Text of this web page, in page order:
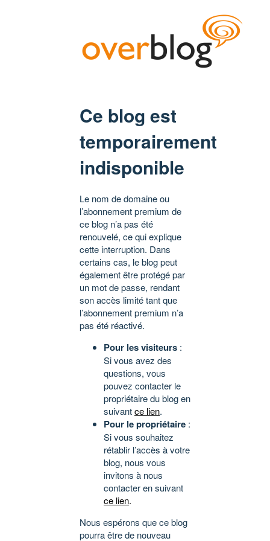
Ce blog est
temporairement
indisponible
Le nom de domaine ou
l’abonnement premium de
ce blog n’a pas été
renouvelé, ce qui explique
cette interruption. Dans
certains cas, le blog peut
également être protégé par
un mot de passe, rendant
son accès limité tant que
l’abonnement premium n’a
pas été réactivé.
Pour les visiteurs :
Si vous avez des
questions, vous
pouvez contacter le
propriétaire du blog en
suivantce lien.
Pour le propriétaire :
Si vous souhaitez
rétablir l’accès à votre
blog, nous vous
invitons à nous
contacter en suivant
ce lien.
Nous espérons que ce blog
pourra être de nouveau